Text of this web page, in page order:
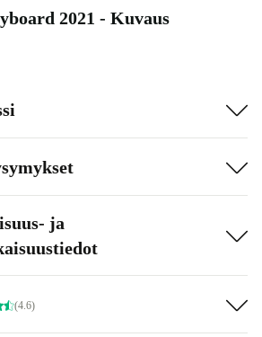
2021 - Kuvaus
ja
(4.6)